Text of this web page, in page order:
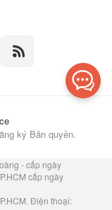
ký Bản quyền.
- cấp ngày
cấp ngày
Điện thoại: